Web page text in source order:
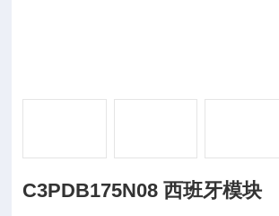
C3PDB175N08 西班牙模块